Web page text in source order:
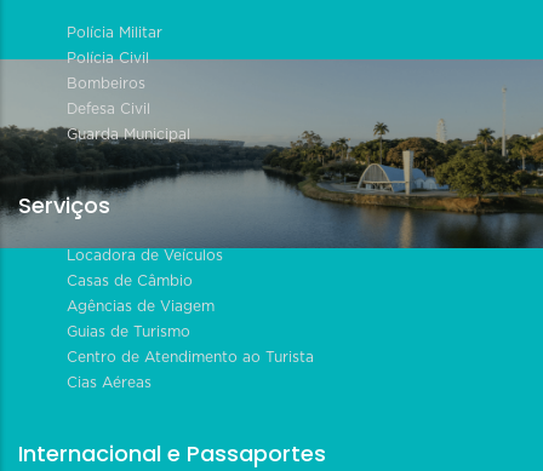
Polícia Militar
Polícia Civil
Bombeiros
Defesa Civil
Guarda Municipal
Serviços
Locadora de Veículos
Casas de Câmbio
Agências de Viagem
Guias de Turismo
Centro de Atendimento ao Turista
Cias Aéreas
Internacional e Passaportes